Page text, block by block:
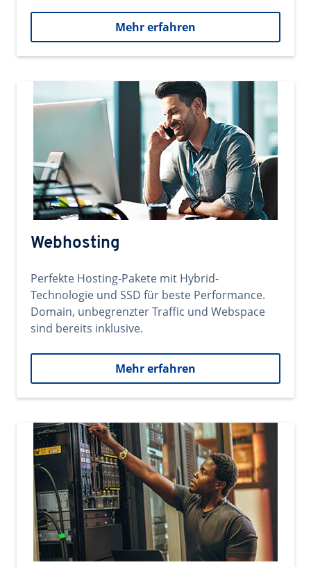
Mehr erfahren
Webhosting
Perfekte Hosting-Pakete mit Hybrid-
Technologie und SSD für beste Performance.
Domain, unbegrenzter Traffic und Webspace
sind bereits inklusive.
Mehr erfahren